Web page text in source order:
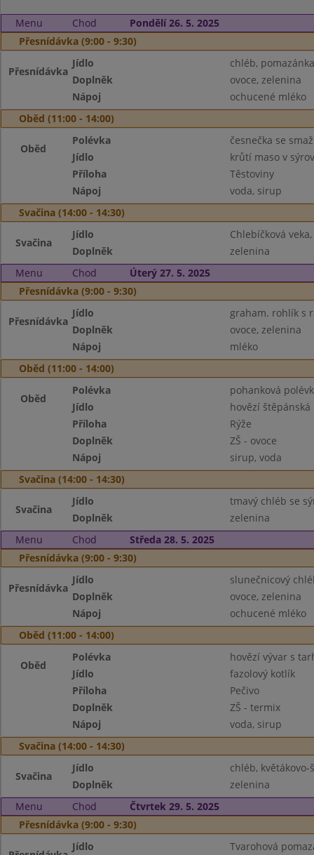
Menu Chod
Pondělí 26. 5. 2025
Přesnídávka (9:00 - 9:30)
Přesnídávka
Jídlo
chléb,
Doplněk
ovoce, zelenina
Nápoj
ochucené mléko
Oběd (11:00 - 14:00)
Oběd
Polévka
česnečka se
Jídlo
krůtí maso v
Příloha
Těstoviny
Nápoj
voda, sirup
Svačina (14:00 - 14:30)
Svačina
Jídlo
Chlebíčková
Doplněk
zelenina
Menu
Chod
Úterý 27. 5. 2025
Přesnídávka (9:00 - 9:30)
Přesnídávka
Jídlo
graham. rohlík s
Doplněk
ovoce, zelenina
Nápoj
mléko
Oběd (11:00 - 14:00)
Oběd
Polévka
pohanková
Jídlo
hovězí štěpánská
Příloha
Rýže
Doplněk
ZŠ - ovoce
Nápoj
sirup, voda
Svačina (14:00 - 14:30)
Svačina
Jídlo
tmavý chléb se
Doplněk
zelenina
Menu
Chod
Středa 28. 5. 2025
Přesnídávka (9:00 - 9:30)
Přesnídávka
Jídlo
slunečnicový
Doplněk
ovoce, zelenina
Nápoj
ochucené mléko
Oběd (11:00 - 14:00)
Oběd
Polévka
hovězí vývar s
Jídlo
fazolový kotlík
Příloha
Pečivo
Doplněk
ZŠ - termix
Nápoj
voda, sirup
Svačina (14:00 - 14:30)
Svačina
Jídlo
chléb,
Doplněk
zelenina
Menu
Chod
Čtvrtek 29. 5. 2025
Přesnídávka (9:00 - 9:30)
Jídlo Tvarohová